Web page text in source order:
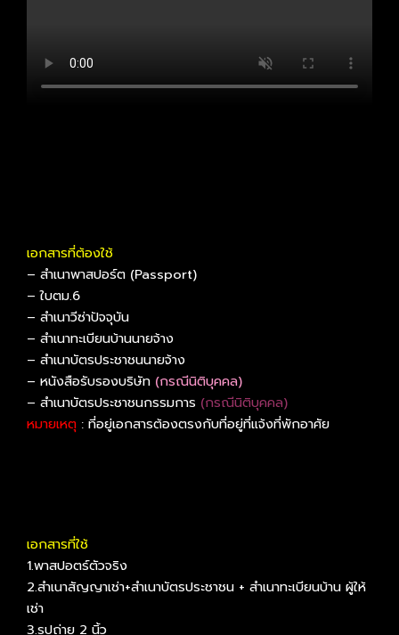
เอกสารที่ต้องใช้
– สำเนาพาสปอร์ต (Passport)
– ใบตม.6
– สำเนาวีซ่าปัจจุบัน
– สำเนาทะเบียนบ้านนายจ้าง
– สำเนาบัตรประชาชนนายจ้าง
– หนังสือรับรองบริษัท (กรณีนิติบุคคล)
– สำเนาบัตรประชาชนกรรมการ (กรณีนิติบุคคล)
หมายเหตุ : ที่อยู่เอกสารต้องตรงกับที่อยู่ที่แจ้งที่พักอาศัย
เอกสารที่ใช้
1.พาสปอตร์ตัวจริง
2.สำเนาสัญญาเช่า+สำเนาบัตรประชาชน + สำเนาทะเบียนบ้าน ผู้ให้
เช่า
3.รูปถ่าย 2 นิ้ว